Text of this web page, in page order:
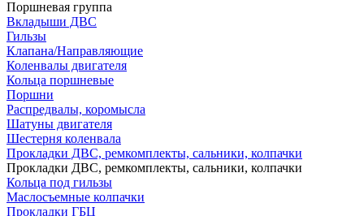
Поршневая группа
Вкладыши ДВС
Гильзы
Клапана/Направляющие
Коленвалы двигателя
Кольца поршневые
Поршни
Распредвалы, коромысла
Шатуны двигателя
Шестерня коленвала
Прокладки ДВС, ремкомплекты, сальники, колпачки
Прокладки ДВС, ремкомплекты, сальники, колпачки
Кольца под гильзы
Маслосъемные колпачки
Прокладки ГБЦ